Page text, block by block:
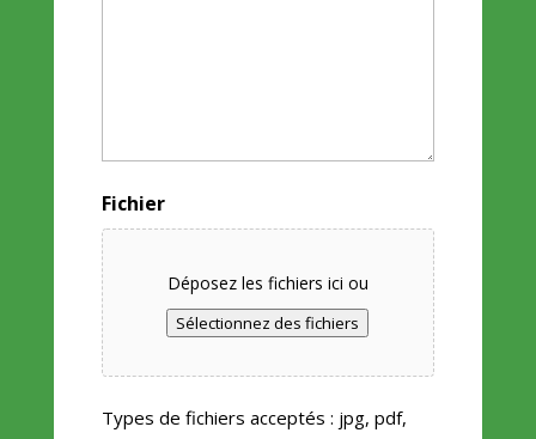
Fichier
Déposez les fichiers ici ou
Sélectionnez des fichiers
Types de fichiers acceptés : jpg, pdf,